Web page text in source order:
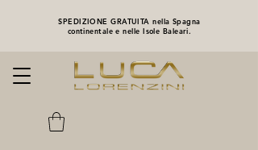
SPEDIZIONE GRATUITA nella Spagna
continentale e nelle Isole Baleari.